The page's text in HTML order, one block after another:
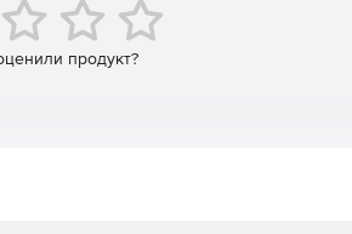
продукт?